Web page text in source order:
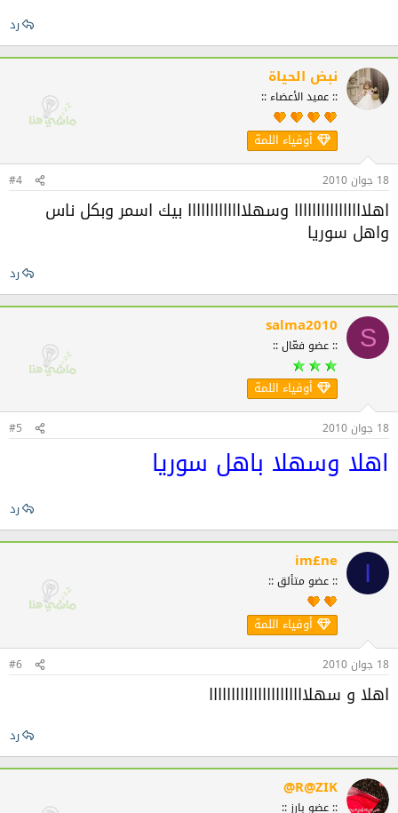
رد
نبض الحياة
:: عميد الأعضاء ::
أوفياء اللمة
18 جوان 2010 #4
اهلاااااااااااااااا وسهلااااااااااااا بيك اسمر وبكل ناس
واهل سوريا
رد
S
salma2010
:: عضو فعّال ::
أوفياء اللمة
18 جوان 2010 #5
اهلا وسهلا باهل سوريا
رد
I
im£ne
:: عضو متألق ::
أوفياء اللمة
18 جوان 2010 #6
اهلا و سهلاااااااااااااااااااااا
رد
@R@ZIK
:: عضو بارز ::